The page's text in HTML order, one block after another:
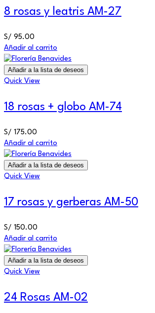
8 rosas y leatris AM-27
S/ 95.00
Añadir al carrito
Añadir a la lista de deseos
Quick View
18 rosas + globo AM-74
S/ 175.00
Añadir al carrito
Añadir a la lista de deseos
Quick View
17 rosas y gerberas AM-50
S/ 150.00
Añadir al carrito
Añadir a la lista de deseos
Quick View
24 Rosas AM-02